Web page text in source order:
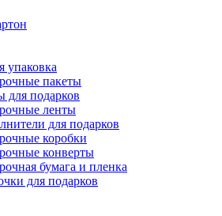
упаковка
пакеты
для подарков
ленты
для подарков
коробки
конверты
бумага и пленка
для подарков